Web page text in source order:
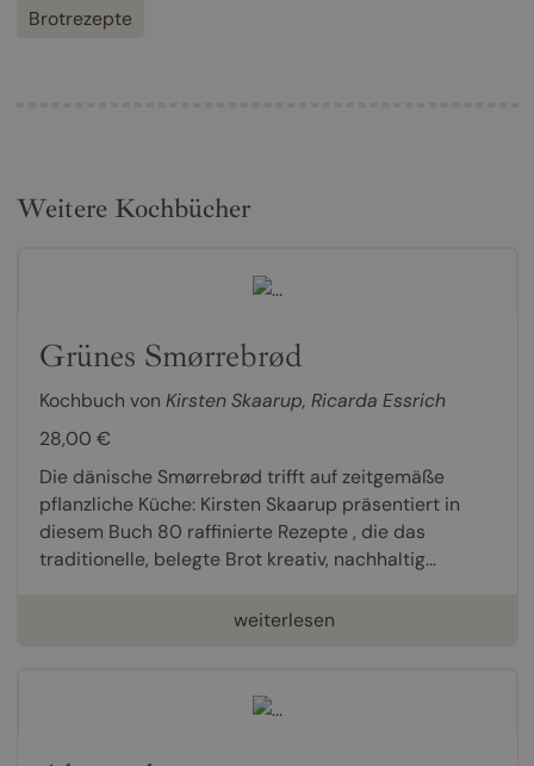
Brotrezepte
Weitere Kochbücher
Grünes Smørrebrød
Kochbuch von Kirsten Skaarup, Ricarda Essrich
28,00 €
Die dänische Smørrebrød trifft auf zeitgemäße
pflanzliche Küche: Kirsten Skaarup präsentiert in
diesem Buch 80 raffinierte Rezepte , die das
traditionelle, belegte Brot kreativ, nachhaltig...
weiterlesen